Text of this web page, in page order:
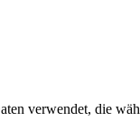
verwendet, die